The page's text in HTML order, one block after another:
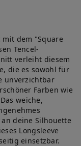
mit dem "Square
Tencel-
verleiht diesem
die es sowohl für
unverzichtbar
Farben wie
weiche,
deine Silhouette
Longsleeve
einsetzbar.